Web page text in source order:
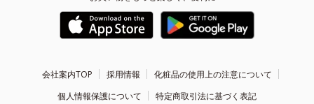
会社案内TOP 採用情報
化粧品の使用上の注意について
個人情報保護について
特定商取引法に基づく表記